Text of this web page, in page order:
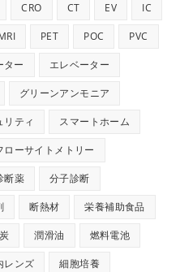
CRO CT EV IC
PET POC PVC
ター エレベーター
グリーンアンモニア
リティ スマートホーム
ローサイトメトリー
断薬 分子診断
断熱材 栄養補助食品
潤滑油 燃料電池
レンズ 細胞培養